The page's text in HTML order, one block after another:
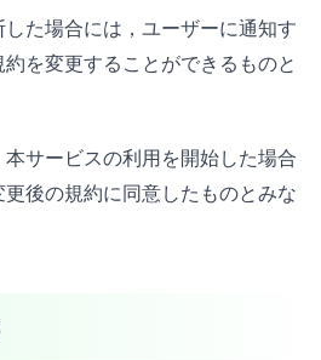
た場合には，ユーザーに通知す
を変更することができるものと
サービスの利用を開始した場合
後の規約に同意したものとみな